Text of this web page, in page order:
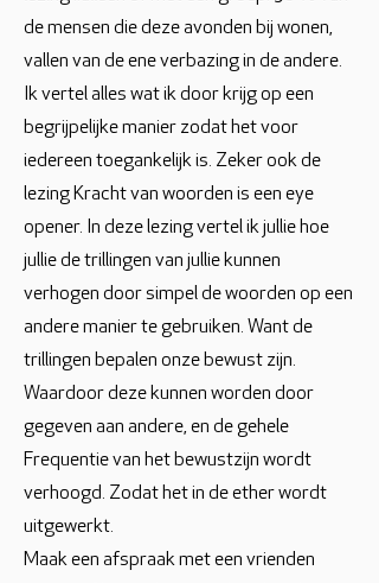
de mensen die deze avonden bij wonen,
vallen van de ene verbazing in de andere.
Ik vertel alles wat ik door krijg op een
begrijpelijke manier zodat het voor
iedereen toegankelijk is. Zeker ook de
lezing Kracht van woorden is een eye
opener. In deze lezing vertel ik jullie hoe
jullie de trillingen van jullie kunnen
verhogen door simpel de woorden op een
andere manier te gebruiken. Want de
trillingen bepalen onze bewust zijn.
Waardoor deze kunnen worden door
gegeven aan andere, en de gehele
Frequentie van het bewustzijn wordt
verhoogd. Zodat het in de ether wordt
uitgewerkt.
Maak een afspraak met een vrienden